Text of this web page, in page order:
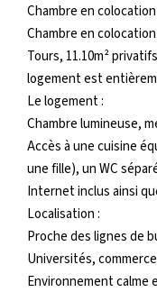
Chambre en
Chambre en
Tours, 11.10m²
logement est
Le logement :
Chambre lumineuse,
Accès à une cuisine
une fille), un WC
Internet inclus ainsi
Localisation :
Proche des lignes de
Universités,
Environnement calme